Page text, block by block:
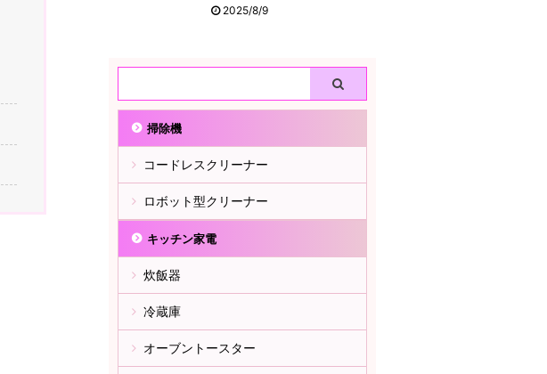
2025/8/9
掃除機
コードレスクリーナー
ロボット型クリーナー
キッチン家電
炊飯器
冷蔵庫
オーブントースター